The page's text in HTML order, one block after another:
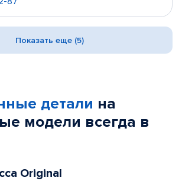
Показать еще (5)
детали на
модели всегда в
Original